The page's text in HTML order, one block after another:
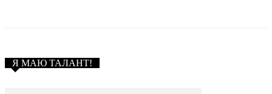
Я МАЮ ТАЛАНТ!